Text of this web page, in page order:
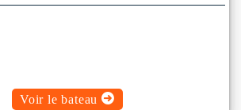
Rafraichisseur d'Air
Voir le bateau